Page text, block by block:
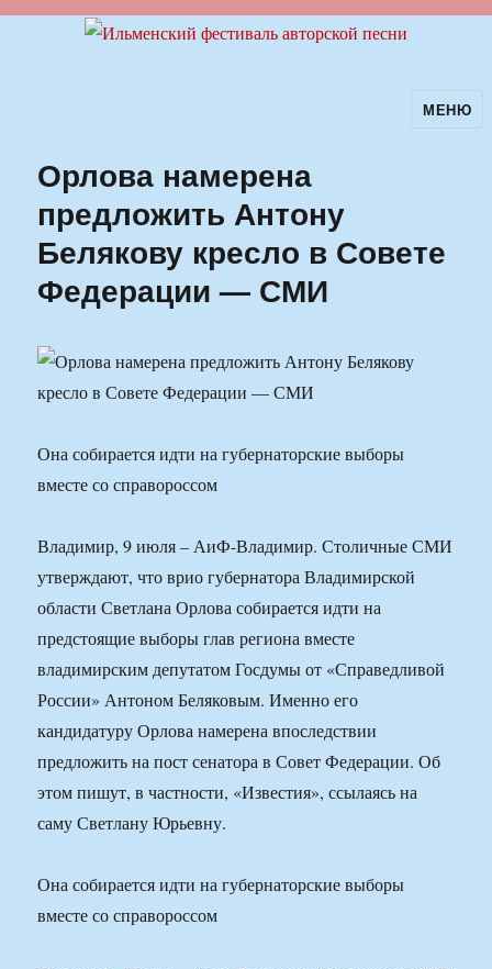
Ильменский фестиваль авторскойМЕНЮ
Орлова намерена
предложить Антону
Белякову кресло в Совете
Федерации — СМИ
Она собирается идти на губернаторские выборы
вместе со справороссом
Владимир, 9 июля – АиФ-Владимир. Столичные СМИ
утверждают, что врио губернатора Владимирской
области Светлана Орлова собирается идти на
предстоящие выборы глав региона вместе
владимирским депутатом Госдумы от «Справедливой
России» Антоном Беляковым. Именно его
кандидатуру Орлова намерена впоследствии
предложить на пост сенатора в Совет Федерации. Об
этом пишут, в частности, «Известия», ссылаясь на
саму Светлану Юрьевну.
Она собирается идти на губернаторские выборы
вместе со справороссом